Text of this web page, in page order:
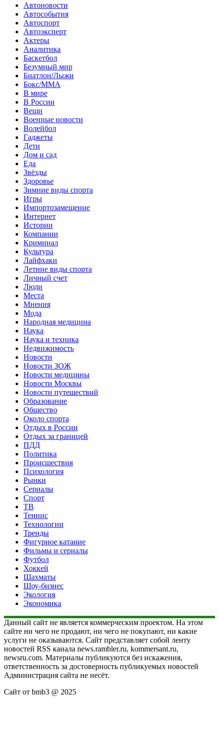
Автоновости
Автособытия
Автоспорт
Автоэксперт
Актеры
Аналитика
Баскетбол
Безумный мир
Биатлон/Лыжи
Бокс/MMA
В мире
В России
Вещи
Военные новости
Волейбол
Гаджеты
Дети
Дом и сад
Еда
Звёзды
Здоровье
Зимние виды спорта
Игры
Импортозамещение
Интернет
Истории
Компании
Криминал
Культура
Лайфхаки
Летние виды спорта
Личный счет
Люди
Места
Мнения
Мода
Народная медицина
Наука
Наука и техника
Недвижимость
Новости
Новости ЗОЖ
Новости медицины
Новости Москвы
Новости путешествий
Образование
Общество
Около спорта
Отдых в России
Отдых за границей
ПДД
Политика
Происшествия
Психология
Рынки
Сериалы
Спорт
ТВ
Теннис
Технологии
Тренды
Фигурное катание
Фильмы и сериалы
Футбол
Хоккей
Шахматы
Шоу-бизнес
Экология
Экономика
Данный сайт не является коммерческим проектом. На этом
сайте ни чего не продают, ни чего не покупают, ни какие
услуги не оказываются. Сайт представляет собой ленту
новостей RSS канала news.rambler.ru, kommersant.ru,
newsru.com. Материалы публикуются без искажения,
ответственность за достоверность публикуемых новостей
Администрация сайта не несёт.
Сайт от bmb3 @ 2025